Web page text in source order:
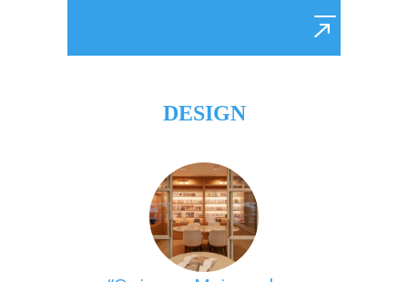
DESIGN